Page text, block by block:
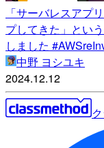
「サーバレスアプ
プしてきた」とい
しました
中野 ヨシユキ
2024.12.12